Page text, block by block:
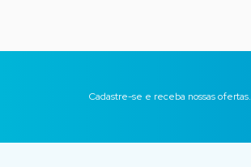
Cadastre-se e receba nossas ofertas.